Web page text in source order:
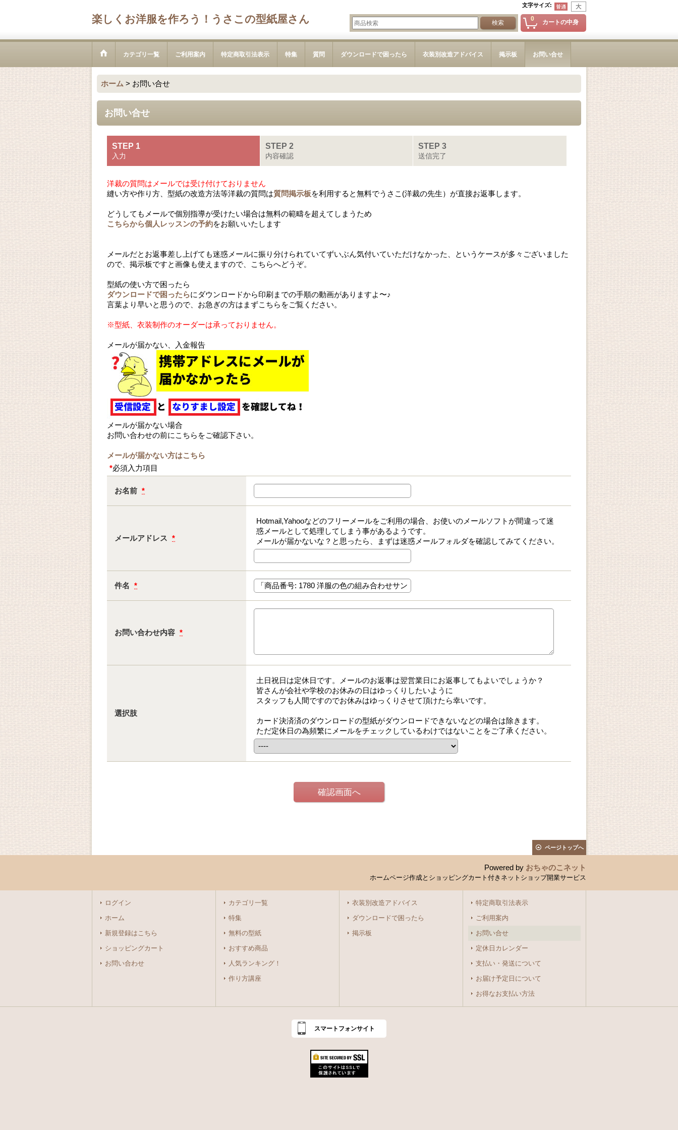
文字サイズ:
楽しくお洋服を作ろう！うさこの型紙屋さん 0 カートの中身
カテゴリ一覧 ご利用案内 特定商取引法表示 特集 質問 ダウンロードで困ったら 衣装別改造アドバイス 掲示板 お問い合せ
ホーム > お問い合せ
お問い合せ
STEP 1
入力
STEP 2
内容確認
STEP 3
送信完了
洋裁の質問はメールでは受け付けておりません
縫い方や作り方、型紙の改造方法等洋裁の質問は質問掲示板を利用すると無料でうさこ(洋裁の先生）が直接お返事します。
どうしてもメールで個別指導が受けたい場合は無料の範疇を超えてしまうため
こちらから個人レッスンの予約をお願いいたします
メールだとお返事差し上げても迷惑メールに振り分けられていてずいぶん気付いていただけなかった、というケースが多々ございました
ので、掲示板ですと画像も使えますので、こちらへどうぞ。
型紙の使い方で困ったら
ダウンロードで困ったらにダウンロードから印刷までの手順の動画がありますよ〜♪
言葉より早いと思うので、お急ぎの方はまずこちらをご覧ください。
※型紙、衣装制作のオーダーは承っておりません。
メールが届かない、入金報告
メールが届かない場合
お問い合わせの前にこちらをご確認下さい。
メールが届かない方はこちら
*必須入力項目
お名前 *
メールアドレス *
Hotmail,Yahooなどのフリーメールをご利用の場合、お使いのメールソフトが間違って迷
惑メールとして処理してしまう事があるようです。
メールが届かないな？と思ったら、まずは迷惑メールフォルダを確認してみてください。
件名 *
お問い合わせ内容 *
選択肢
土日祝日は定休日です。メールのお返事は翌営業日にお返事してもよいでしょうか？
皆さんが会社や学校のお休みの日はゆっくりしたいように
スタッフも人間ですのでお休みはゆっくりさせて頂けたら幸いです。
カード決済済のダウンロードの型紙がダウンロードできないなどの場合は除きます。
ただ定休日の為頻繁にメールをチェックしているわけではないことをご了承ください。
ページトップへ
Powered by おちゃのこネット
ホームページ作成とショッピングカート付きネットショップ開業サービス
ログイン
ホーム
新規登録はこちら
ショッピングカート
お問い合わせ
カテゴリ一覧
特集
無料の型紙
おすすめ商品
人気ランキング！
作り方講座
衣装別改造アドバイス
ダウンロードで困ったら
掲示板
特定商取引法表示
ご利用案内
お問い合せ
定休日カレンダー
支払い・発送について
お届け予定日について
お得なお支払い方法
スマートフォンサイト